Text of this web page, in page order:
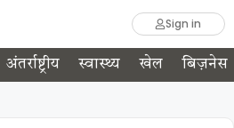
Sign in
अंतर्राष्ट्रीय स्वास्थ्य खेल बिज़नेस